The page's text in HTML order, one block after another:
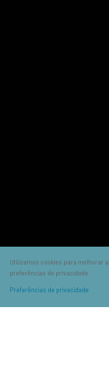
Utilizamos cookies para melhorar
preferências de privacidade
Preferências de privacidade